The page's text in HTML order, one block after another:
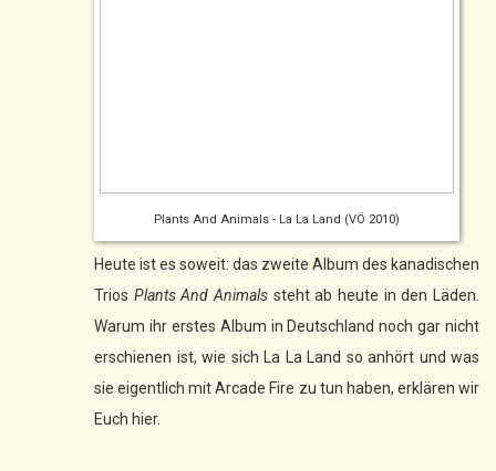
Plants And Animals - La La Land (VÖ 2010)
Heute ist es soweit: das zweite Album des kanadischen
Trios Plants And Animals steht ab heute in den Läden.
Warum ihr erstes Album in Deutschland noch gar nicht
erschienen ist, wie sich La La Land so anhört und was
sie eigentlich mit Arcade Fire zu tun haben, erklären wir
Euch hier.